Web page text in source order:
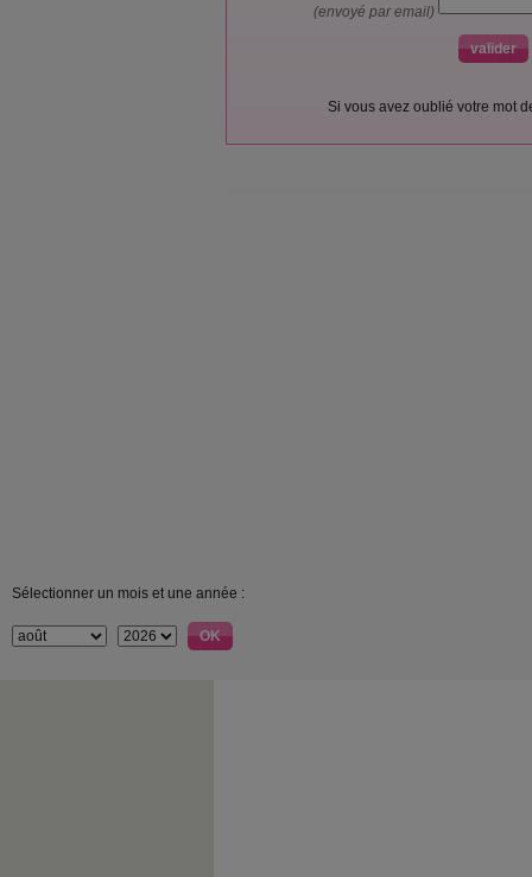
(envoyé par email)
Si vous avez oublié votre mot
Sélectionner un mois et une année :